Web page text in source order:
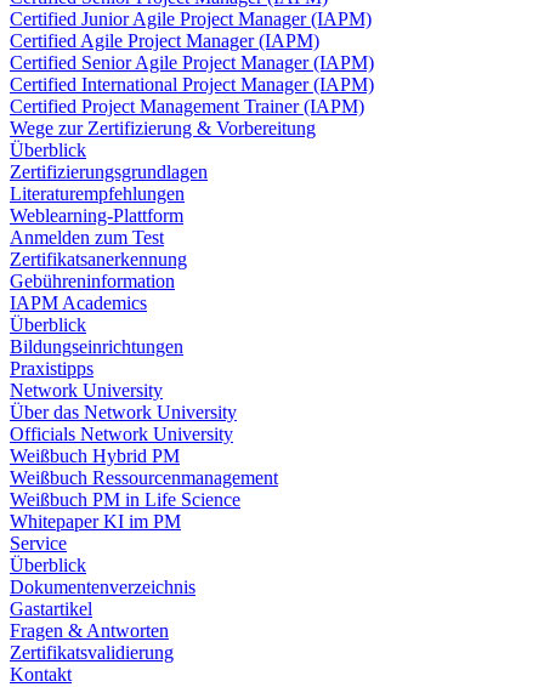
Certified Junior Agile Project Manager (IAPM)
Certified Agile Project Manager (IAPM)
Certified Senior Agile Project Manager (IAPM)
Certified International Project Manager (IAPM)
Certified Project Management Trainer (IAPM)
Wege zur Zertifizierung & Vorbereitung
Überblick
Zertifizierungsgrundlagen
Literaturempfehlungen
Weblearning-Plattform
Anmelden zum Test
Zertifikatsanerkennung
Gebühreninformation
IAPM Academics
Überblick
Bildungseinrichtungen
Praxistipps
Network University
Über das Network University
Officials Network University
Weißbuch Hybrid PM
Weißbuch Ressourcenmanagement
Weißbuch PM in Life Science
Whitepaper KI im PM
Service
Überblick
Dokumentenverzeichnis
Gastartikel
Fragen & Antworten
Zertifikatsvalidierung
Kontakt